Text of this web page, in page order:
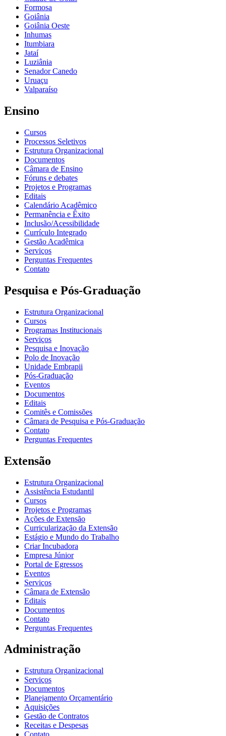
Formosa
Goiânia
Goiânia Oeste
Inhumas
Itumbiara
Jataí
Luziânia
Senador Canedo
Uruaçu
Valparaíso
Ensino
Cursos
Processos Seletivos
Estrutura Organizacional
Documentos
Câmara de Ensino
Fóruns e debates
Projetos e Programas
Editais
Calendário Acadêmico
Permanência e Êxito
Inclusão/Acessibilidade
Currículo Integrado
Gestão Acadêmica
Serviços
Perguntas Frequentes
Contato
Pesquisa e Pós-Graduação
Estrutura Organizacional
Cursos
Programas Institucionais
Serviços
Pesquisa e Inovação
Polo de Inovação
Unidade Embrapii
Pós-Graduação
Eventos
Documentos
Editais
Comitês e Comissões
Câmara de Pesquisa e Pós-Graduação
Contato
Perguntas Frequentes
Extensão
Estrutura Organizacional
Assistência Estudantil
Cursos
Projetos e Programas
Ações de Extensão
Curricularização da Extensão
Estágio e Mundo do Trabalho
Criar Incubadora
Empresa Júnior
Portal de Egressos
Eventos
Serviços
Câmara de Extensão
Editais
Documentos
Contato
Perguntas Frequentes
Administração
Estrutura Organizacional
Serviços
Documentos
Planejamento Orçamentário
Aquisições
Gestão de Contratos
Receitas e Despesas